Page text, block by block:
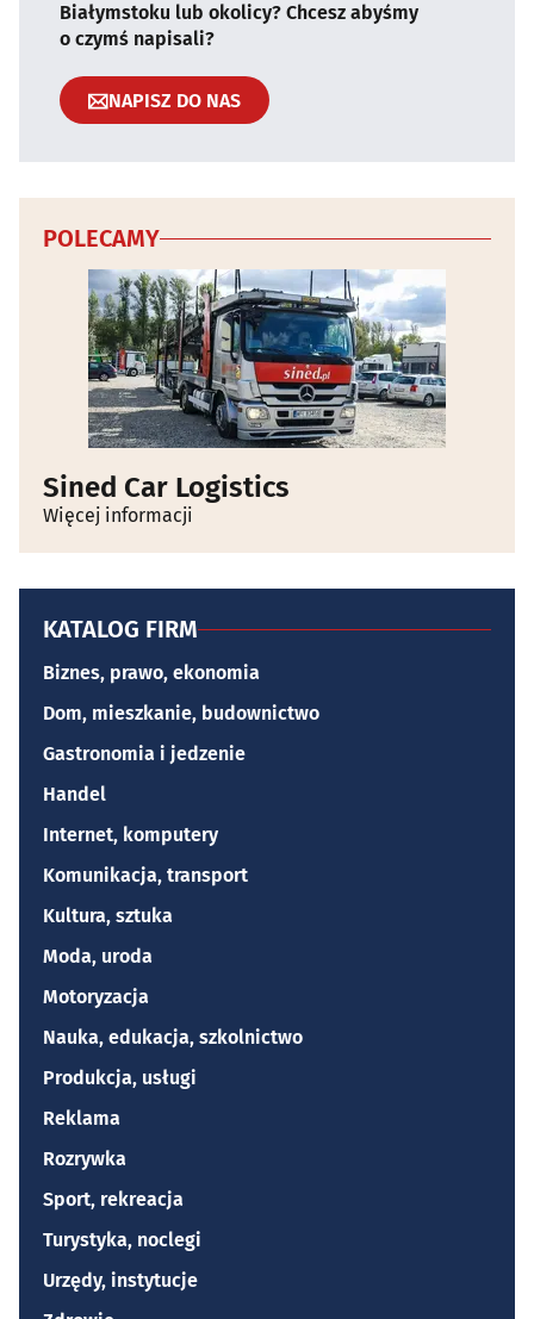
Białymstoku lub okolicy? Chcesz abyśmy
o czymś napisali?
NAPISZ DO NAS
POLECAMY
Sined Car Logistics
Więcej informacji
KATALOG FIRM
Biznes, prawo, ekonomia
Dom, mieszkanie, budownictwo
Gastronomia i jedzenie
Handel
Internet, komputery
Komunikacja, transport
Kultura, sztuka
Moda, uroda
Motoryzacja
Nauka, edukacja, szkolnictwo
Produkcja, usługi
Reklama
Rozrywka
Sport, rekreacja
Turystyka, noclegi
Urzędy, instytucje